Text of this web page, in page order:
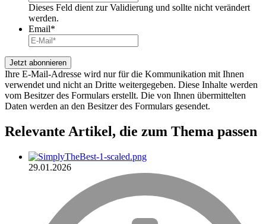
Dieses Feld dient zur Validierung und sollte nicht verändert
werden.
Email*
Ihre E-Mail-Adresse wird nur für die Kommunikation mit Ihnen
verwendet und nicht an Dritte weitergegeben. Diese Inhalte werden
vom Besitzer des Formulars erstellt. Die von Ihnen übermittelten
Daten werden an den Besitzer des Formulars gesendet.
Relevante Artikel, die zum Thema passen
29.01.2026